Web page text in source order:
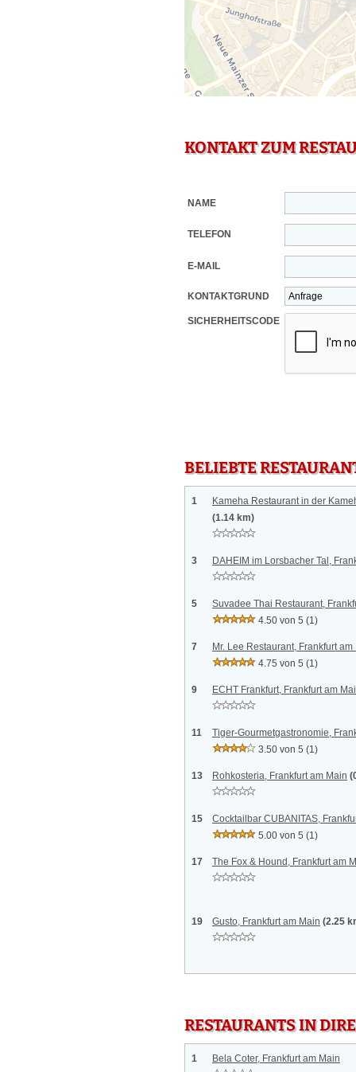
KONTAKT ZUM
NAME
TELEFON
E-MAIL
KONTAKTGRUND
SICHERHEITSCODE
BELIEBTE
1
Kameha Restaurant in der
(1.14 km)
3 DAHEIM im Lorsbacher Tal,
5
Suvadee Thai Restaurant,
4.50 von 5 (1)
7
Mr. Lee Restaurant, Frankfurt am
4.75 von 5 (1)
9 ECHT Frankfurt, Frankfurt am
11
Tiger-Gourmetgastronomie,
3.50 von 5 (1)
13 Rohkosteria, Frankfurt am Main
15
Cocktailbar CUBANITAS,
5.00 von 5 (1)
17 The Fox & Hound, Frankfurt am
19 Gusto, Frankfurt am Main (2.25
RESTAURANTS IN
1 Bela Coter, Frankfurt am Main